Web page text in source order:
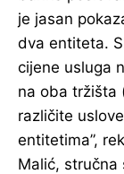
je jasan
dva entiteta.
cijene usluga
na oba tržišta
različite
entitetima”,
Malić, stručna